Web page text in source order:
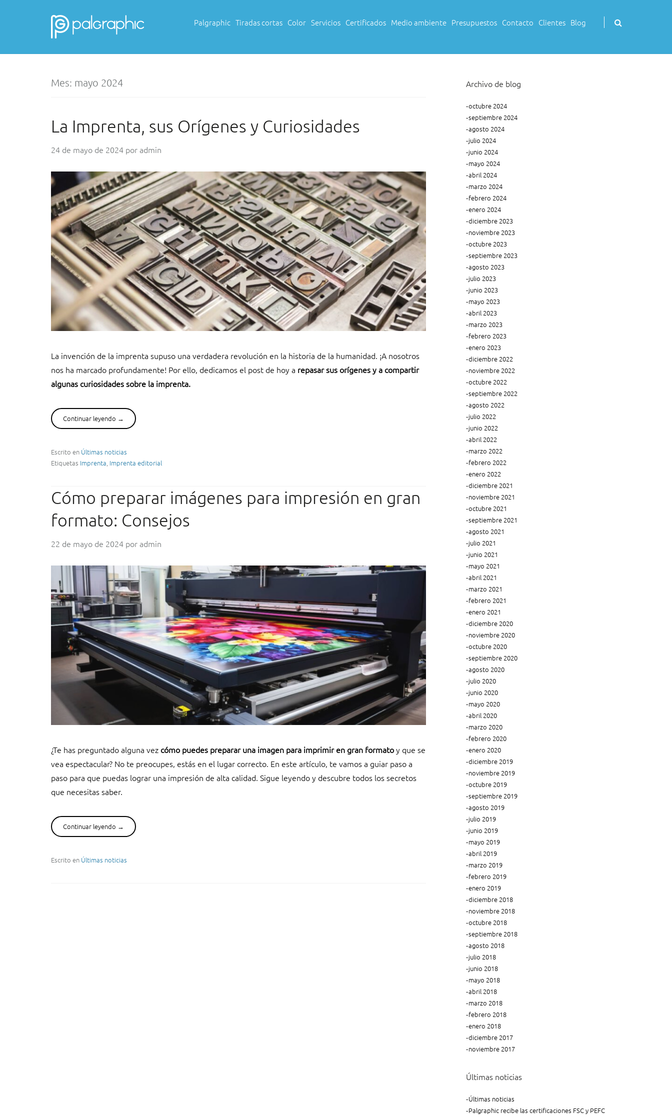
PALGRAPHIC
un
Palgraphic Tiradas cortas Color Servicios Certificados Medio ambiente Presupuestos Contacto Clientes Blog
Mes: mayo 2024
La Imprenta, sus Orígenes y Curiosidades
24 de mayo de 2024 poradmin
La invención de la imprenta supuso una verdadera revolución en la historia de la humanidad. ¡A nosotros
nos ha marcado profundamente! Por ello, dedicamos el post de hoy a repasar sus orígenes y a compartir
algunas curiosidades sobre la imprenta.
Continuar leyendo “
L
I
m
e
n
,
s
s
O
r
í
g
e
n
e
s
y
C
o
i
d
a
d
e
”
→
Escrito en Últimas noticias
Etiquetas Imprenta, Imprenta editorial
Cómo preparar imágenes para impresión en gran
formato: Consejos
22 de mayo de 2024 poradmin
¿Te has preguntado alguna vezcómo puedes preparar una imagen para imprimir en gran formatoy que se
vea espectacular? No te preocupes, estás en el lugar correcto. En este artículo, te vamos a guiar paso a
paso para que puedas lograr una impresión de alta calidad. Sigue leyendo y descubre todos los secretos
que necesitas saber.
Continuar leyendo “
C
m
→
Escrito en Últimas noticias
Archivo de blog
octubre 2024
septiembre 2024
agosto 2024
julio 2024
junio 2024
mayo 2024
abril 2024
marzo 2024
febrero 2024
enero 2024
diciembre 2023
noviembre 2023
octubre 2023
septiembre 2023
agosto 2023
julio 2023
junio 2023
mayo 2023
abril 2023
marzo 2023
febrero 2023
enero 2023
diciembre 2022
noviembre 2022
octubre 2022
septiembre 2022
agosto 2022
julio 2022
junio 2022
abril 2022
marzo 2022
febrero 2022
enero 2022
diciembre 2021
noviembre 2021
octubre 2021
septiembre 2021
agosto 2021
julio 2021
junio 2021
mayo 2021
abril 2021
marzo 2021
febrero 2021
enero 2021
diciembre 2020
noviembre 2020
octubre 2020
septiembre 2020
agosto 2020
julio 2020
junio 2020
mayo 2020
abril 2020
marzo 2020
febrero 2020
enero 2020
diciembre 2019
noviembre 2019
octubre 2019
septiembre 2019
agosto 2019
julio 2019
junio 2019
mayo 2019
abril 2019
marzo 2019
febrero 2019
enero 2019
diciembre 2018
noviembre 2018
octubre 2018
septiembre 2018
agosto 2018
julio 2018
junio 2018
mayo 2018
abril 2018
marzo 2018
febrero 2018
enero 2018
diciembre 2017
noviembre 2017
Últimas noticias
Últimas noticias
Palgraphic recibe las certificaciones FSC y PEFC